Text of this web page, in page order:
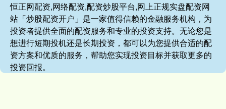
恒正网配资,网络配资,配资炒股平台,网上正规实盘配资网
站「炒股配资开户」是一家值得信赖的金融服务机构，为
投资者提供全面的配资服务和专业的投资支持。无论您是
想进行短期投机还是长期投资，都可以为您提供合适的配
资方案和优质的服务，帮助您实现投资目标并获取更多的
投资回报。